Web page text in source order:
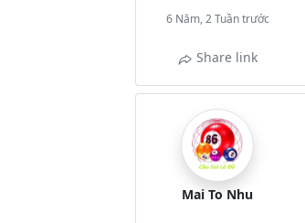
6 Năm, 2 Tuần trước
Share link
Mai To Nhu